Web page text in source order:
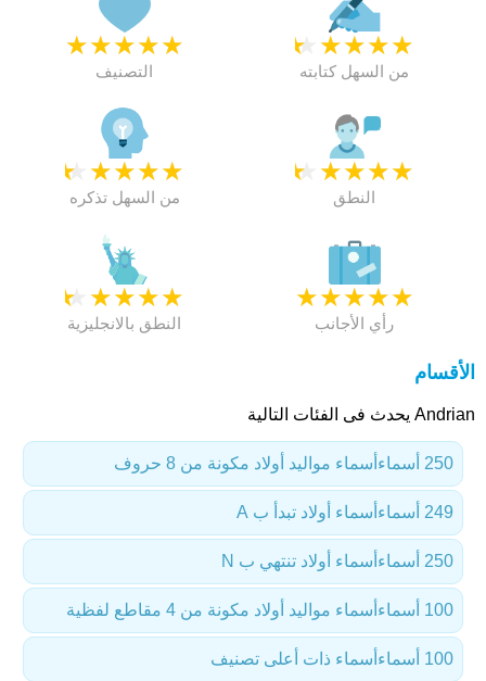
★
★
★
★
★
التصنيف
★
★
★
★
★
من السهل كتابته
★
★
★
★
★
من السهل تذكره
★
★
★
★
★
النطق
★
★
★
★
★
النطق بالانجليزية
★
★
★
★
★
رأي الأجانب
الأقسام
Andrian يحدث فى الفئات التالية
أسماء مواليد أولاد مكونة من 8 حروف 250 أسماء
أسماء أولاد تبدأ ب A 249 أسماء
أسماء أولاد تنتهي ب N 250 أسماء
أسماء مواليد أولاد مكونة من 4 مقاطع لفظية 100 أسماء
أسماء ذات أعلى تصنيف 100 أسماء